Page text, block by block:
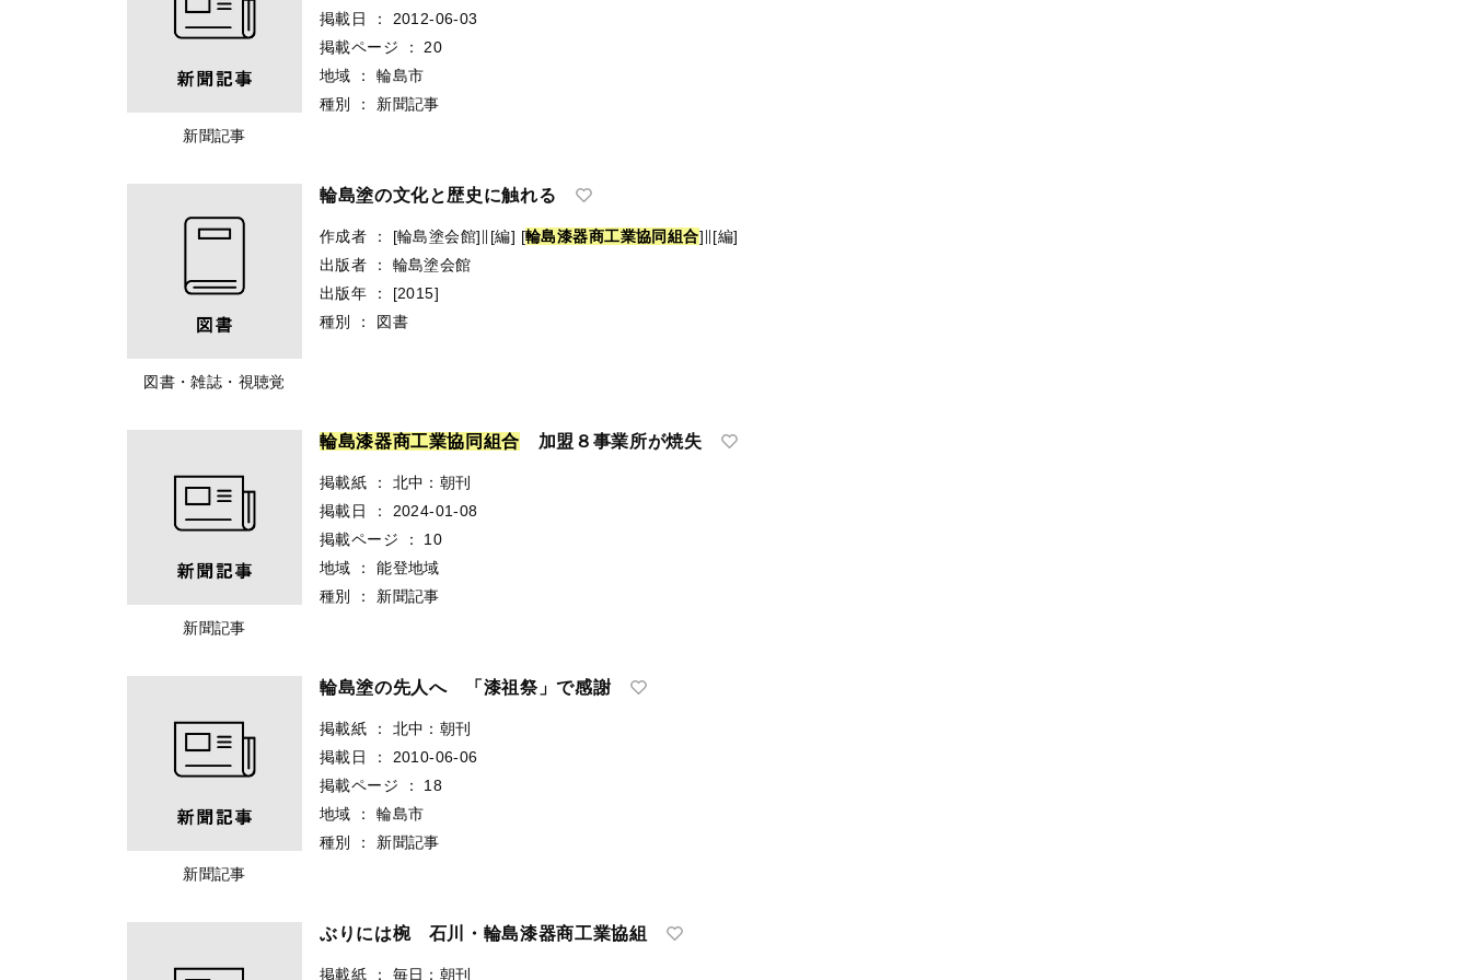
新聞記事
掲載日
：
2012-06-03
掲載ページ
：
20
地域
：
輪島市
種別
： 新聞記事
図書・雑誌・視聴覚
輪島塗の文化と歴史に触れる
作成者 ： [輪島塗会館]∥[編] [輪島漆器商工業協同組合]∥[編]
出版者
：
輪島塗会館
出版年
：
[2015]
種別
： 図書
新聞記事
輪島漆器商工業協 同 組合 加盟８事業所が焼失
掲載紙 ：
北中：朝刊
掲載日
：
2024-01-08
掲載ページ
：
10
地域
：
能登地域
種別
： 新聞記事
新聞記事
輪島塗の先人へ 「漆祖祭」で感謝
掲載紙 ：
北中：朝刊
掲載日
：
2010-06-06
掲載ページ
：
18
地域
：
輪島市
種別
： 新聞記事
ぶりには椀 石川・輪島漆器商工業協組
掲載紙 ： 毎日：朝刊